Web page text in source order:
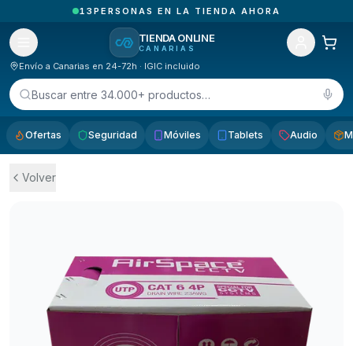
PEDIDOS RECIBIDOS HOY EN CANARIAS
TIENDA ONLINE
CANARIAS
Envío a Canarias en 24-72h · IGIC incluido
Buscar entre 34.000+ productos…
Ofertas Seguridad Móviles Tablets Audio
Volver